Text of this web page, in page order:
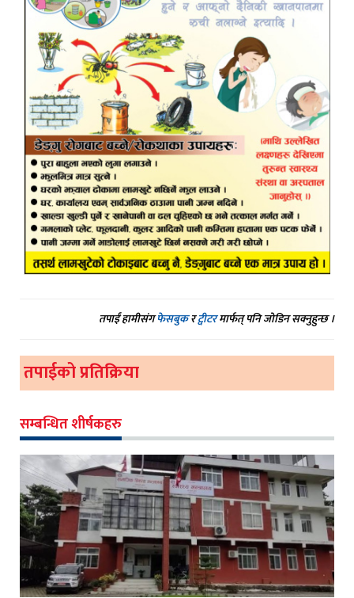
तपाईं हामीसंगफेसबुकरट्वीटरमार्फत् पनि जोडिन सक्नुहुन्छ ।
तपाईको प्रतिक्रिया
सम्बन्धित शीर्षकहरु